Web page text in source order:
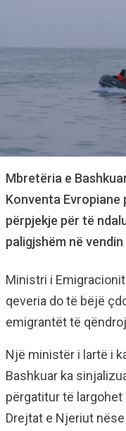
Mbretëria e
Konventa Evropiane
përpjekje për të
paligjshëm në
Ministri i
qeveria do të bëjë
emigrantët të
Një ministër i lartë i
Bashkuar ka
përgatitur të largohet
Drejtat e Njeriut